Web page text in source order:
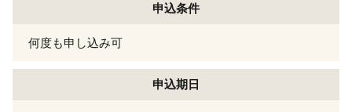
申込条件
何度も申し込み可
申込期日